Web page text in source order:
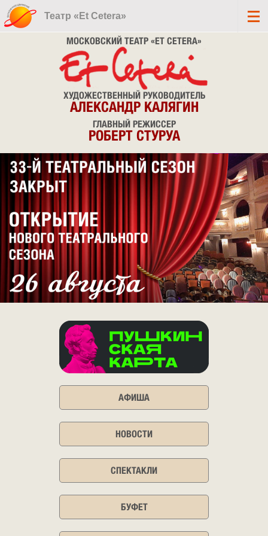
Театр «Et Cetera»
МОСКОВСКИЙ ТЕАТР «ET CETERA»
ХУДОЖЕСТВЕННЫЙ РУКОВОДИТЕЛЬ
АЛЕКСАНДР КАЛЯГИН
ГЛАВНЫЙ РЕЖИССЕР
РОБЕРТ СТУРУА
АФИША
НОВОСТИ
СПЕКТАКЛИ
БУФЕТ